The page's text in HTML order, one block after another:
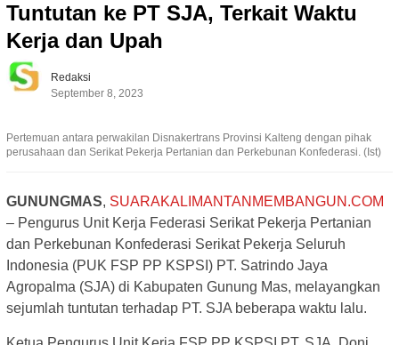
Tuntutan ke PT SJA, Terkait Waktu
Kerja dan Upah
Redaksi
September 8, 2023
Pertemuan antara perwakilan Disnakertrans Provinsi Kalteng dengan pihak
perusahaan dan Serikat Pekerja Pertanian dan Perkebunan Konfederasi. (Ist)
GUNUNGMAS, SUARAKALIMANTANMEMBANGUN.COM
– Pengurus Unit Kerja Federasi Serikat Pekerja Pertanian
dan Perkebunan Konfederasi Serikat Pekerja Seluruh
Indonesia (PUK FSP PP KSPSI) PT. Satrindo Jaya
Agropalma (SJA) di Kabupaten Gunung Mas, melayangkan
sejumlah tuntutan terhadap PT. SJA beberapa waktu lalu.